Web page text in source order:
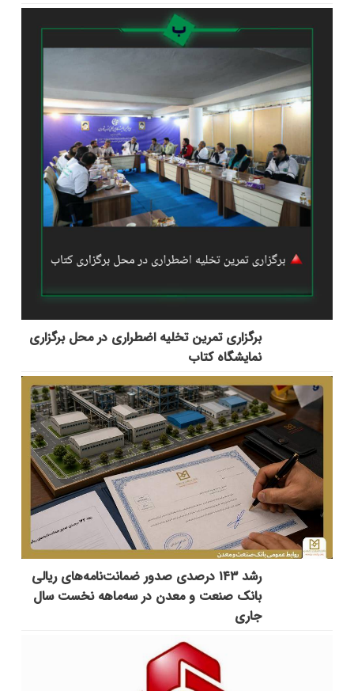
برگزاری تمرین تخلیه اضطراری در محل برگزاری
نمایشگاه کتاب
رشد ۱۴۳ درصدی صدور ضمانت‌نامه‌های ریالی
بانک صنعت و معدن در سه‌ماهه نخست سال
جاری